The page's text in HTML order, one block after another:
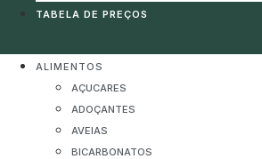
TABELA DE PREÇOS
ALIMENTOS
AÇUCARES
ADOÇANTES
AVEIAS
BICARBONATOS